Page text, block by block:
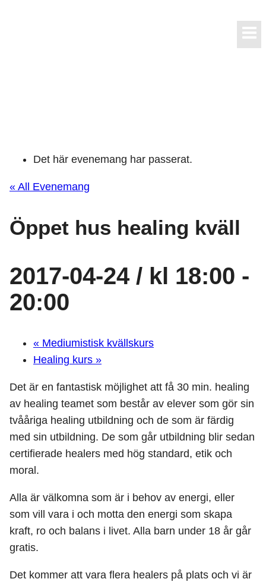
Det här evenemang har passerat.
« All Evenemang
Öppet hus healing kväll
2017-04-24 / kl 18:00 -
20:00
« Mediumistisk kvällskurs
Healing kurs »
Det är en fantastisk möjlighet att få 30 min. healing
av healing teamet som består av elever som gör sin
tvååriga healing utbildning och de som är färdig
med sin utbildning. De som går utbildning blir sedan
certifierade healers med hög standard, etik och
moral.
Alla är välkomna som är i behov av energi, eller
som vill vara i och motta den energi som skapa
kraft, ro och balans i livet. Alla barn under 18 år går
gratis.
Det kommer att vara flera healers på plats och vi är